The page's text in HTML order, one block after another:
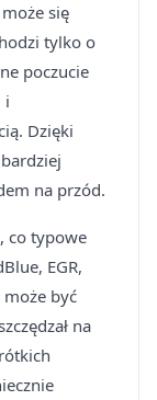
się
tylko o
poczucie
i
Dzięki
na przód.
co typowe
EGR,
może być
na